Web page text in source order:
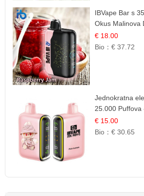
IBVape Bar s
Okus Malinova
Voćna Aroma
€ 18.00
Bio：€ 37.72
Jednokratna
25.000 Puffova
Osježavajuća
€ 15.00
Bio：€ 30.65